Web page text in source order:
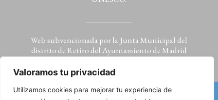
Valoramos tu privacidad
Utilizamos cookies para mejorar tu experiencia de
Web subvencionada por la Junta Municipal del
distrito de Retiro del Ayuntamiento de Madrid